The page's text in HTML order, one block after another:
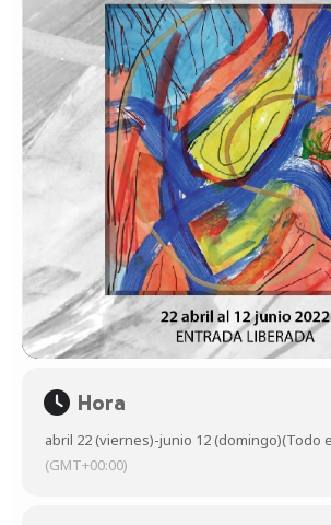
Hora
abril 22 (viernes)-junio 12 (domingo)(Todo
(GMT+00:00)